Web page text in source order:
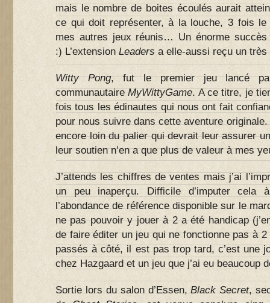
mais le nombre de boites écoulés aurait
ce qui doit représenter, à la louche, 3 fois
mes autres jeux réunis… Un énorme
:) L’extensionLeadersa elle-aussi reçu un
Witty Pong, fut le premier jeu lancé par
communautaireMyWittyGame. A ce titre, je
fois tous les édinautes qui nous ont fait
pour nous suivre dans cette aventure
encore loin du palier qui devrait leur assurer
leur soutien n’en a que plus de valeur à mes
J’attends les chiffres de ventes mais j’ai
un peu inaperçu. Difficile d’imputer
l’abondance de référence disponible sur le
ne pas pouvoir y jouer à 2 a été handicap
de faire éditer un jeu qui ne fonctionne pas à
passés à côté, il est pas trop tard, c’est une
chez Hazgaard et un jeu que j’ai eu beaucoup
Sortie lors du salon d’Essen,Black Secret,